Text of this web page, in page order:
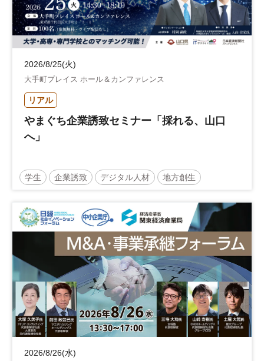
2026/8/25(火)
大手町プレイス ホール＆カンファレンス
リアル
やまぐち企業誘致セミナー「採れる、山口
へ」
学生 企業誘致 デジタル人材 地方創生
地域活性化 自治体
2026/8/26(水)